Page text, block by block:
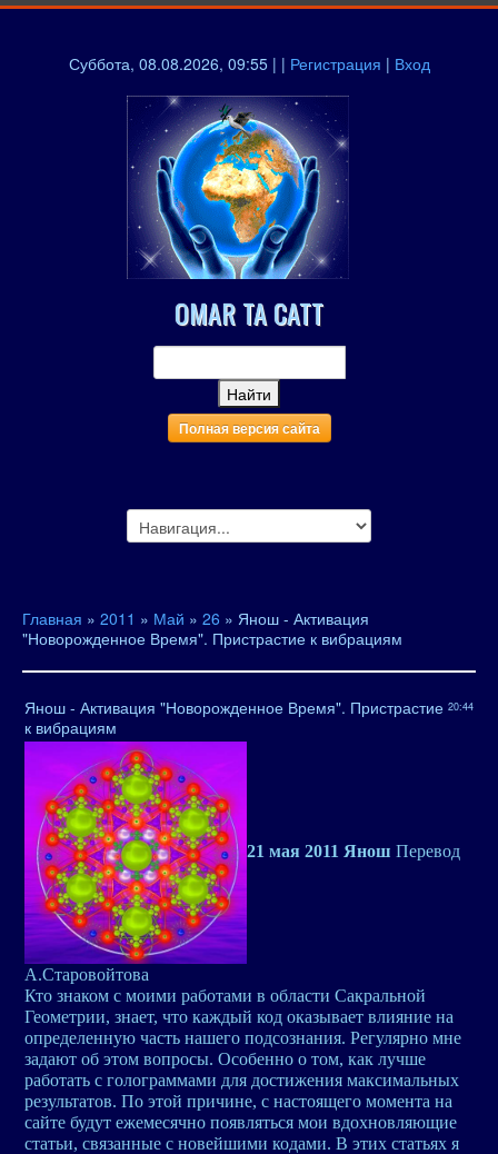
Суббота, 08.08.2026, 09:55 | | Регистрация | Вход
OMAR TA CATT
Полная версия сайта
Главная » 2011 » Май » 26 » Янош - Активация
"Новорожденное Время". Пристрастие к вибрациям
20:44
Янош - Активация "Новорожденное Время". Пристрастие
к вибрациям
21 мая 2011 Янош Перевод
А.Старовойтова
Кто знаком с моими работами в области Сакральной
Геометрии, знает, что каждый код оказывает влияние на
определенную часть нашего подсознания. Регулярно мне
задают об этом вопросы. Особенно о том, как лучше
работать с голограммами для достижения максимальных
результатов. По этой причине, с настоящего момента на
сайте будут ежемесячно появляться мои вдохновляющие
статьи, связанные с новейшими кодами. В этих статьях я